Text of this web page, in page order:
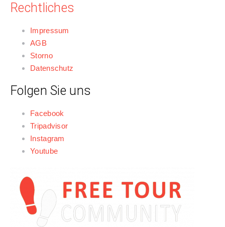
Rechtliches
Impressum
AGB
Storno
Datenschutz
Folgen Sie uns
Facebook
Tripadvisor
Instagram
Youtube